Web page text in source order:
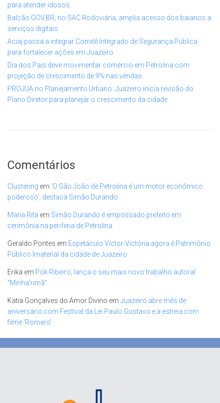
para atender idosos
Balcão GOV.BR, no SAC Rodoviária, amplia acesso dos baianos a
serviços digitais
Aciaj passa a integrar Comitê Integrado de Segurança Pública
para fortalecer ações em Juazeiro
Dia dos Pais deve movimentar comércio em Petrolina com
projeção de crescimento de 9% nas vendas
PROJUA no Planejamento Urbano: Juazeiro inicia revisão do
Plano Diretor para planejar o crescimento da cidade
Comentários
Clustering em ‘O São João de Petrolina é um motor econômico
poderoso’, destaca Simão Durando
Maria Rita em Simão Durando é empossado prefeito em
cerimônia na periferia de Petrolina
Geraldo Pontes em Espetáculo Victor-Victória agora é Patrimônio
Público Imaterial da cidade de Juazeiro
Erika em Pók Ribeiro, lança o seu mais novo trabalho autoral
“Minha’rimã”
Katia Gonçalves do Amor Divino em Juazeiro abre mês de
aniversário com Festival da Lei Paulo Gustavo e a estreia com
filme ‘Romero’